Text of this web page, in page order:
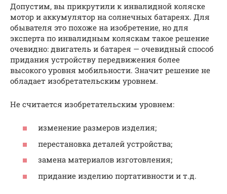
Допустим, вы прикрутили к инвалидной коляске
мотор и аккумулятор на солнечных батареях. Для
обывателя это похоже на изобретение, но для
эксперта по инвалидным коляскам такое решение
очевидно: двигатель и батарея — очевидный способ
придания устройству передвижения более
высокого уровня мобильности. Значит решение не
обладает изобретательским уровнем.
Не считается изобретательским уровнем:
изменение размеров изделия;
перестановка деталей устройства;
замена материалов изготовления;
придание изделию портативности и т.д.